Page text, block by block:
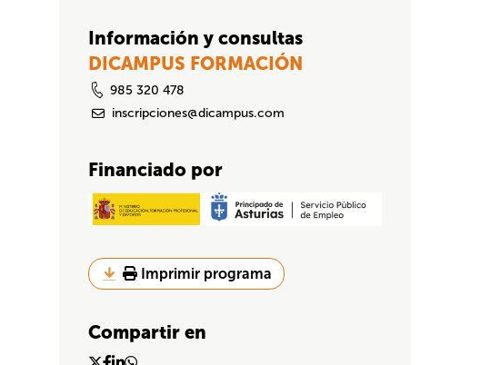
Información y consultas
DICAMPUS FORMACIÓN
985 320 478
inscripciones@dicampus.com
Financiado por
Imprimir programa
Compartir en